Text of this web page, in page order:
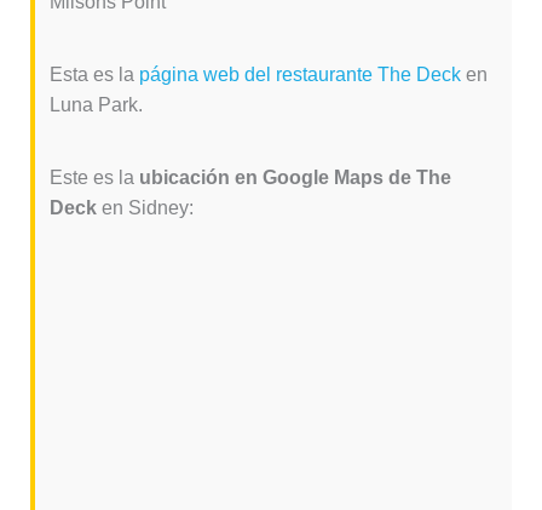
Esta es la página web del restaurante The Decken
Luna Park.
Este es la ubicación en Google Maps de The
Decken Sidney: